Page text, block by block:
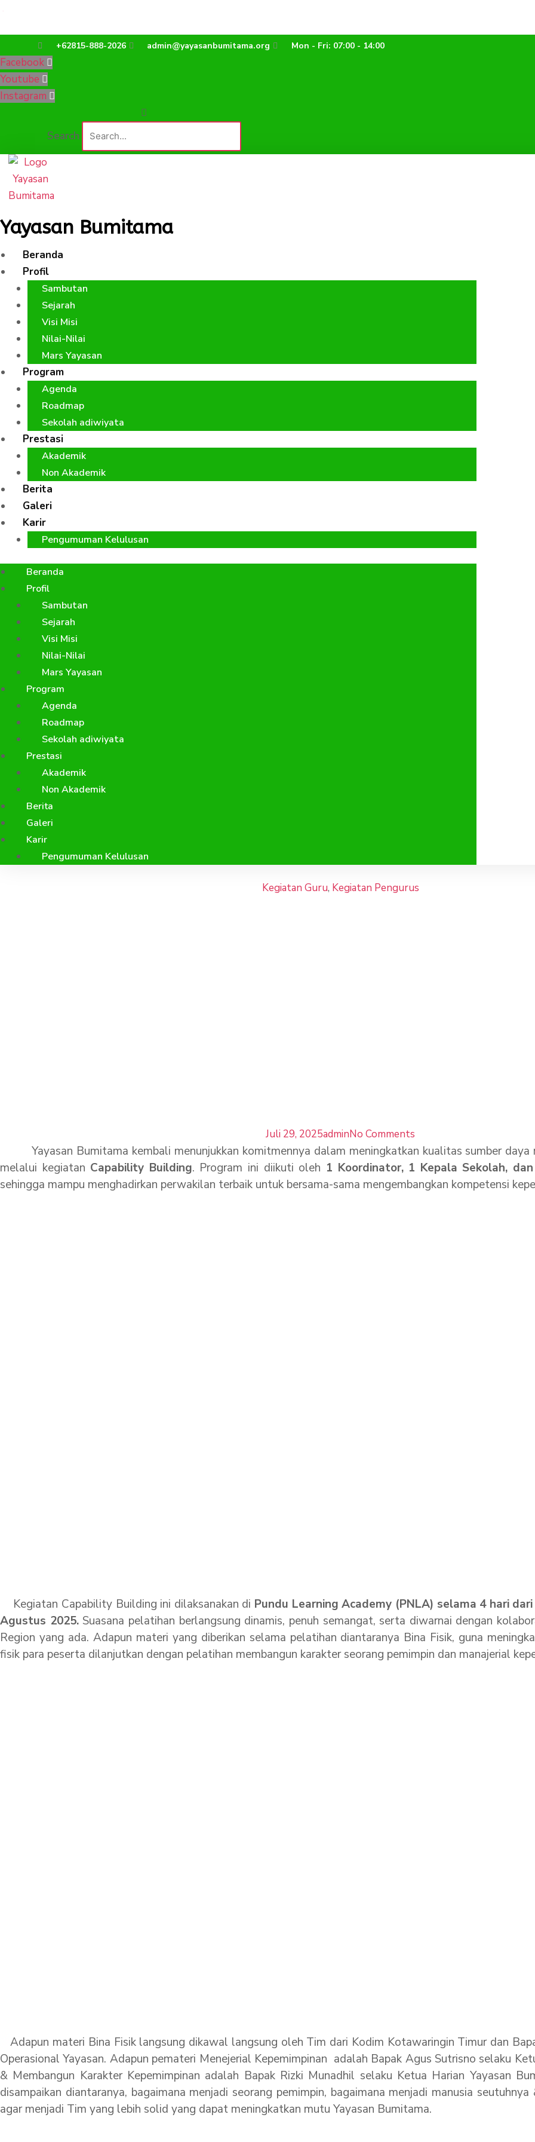
Lewati
Yayasan Bumitama
+62815-888-2026 admin@yayasanbumitama.org Mon - Fri: 07:00 - 14:00
Facebook
Youtube
Instagram
Search
Yayasan Bumitama
Beranda
Profil
Sambutan
Sejarah
Visi Misi
Nilai-Nilai
Mars Yayasan
Program
Agenda
Roadmap
Sekolah adiwiyata
Prestasi
Akademik
Non Akademik
Berita
Galeri
Karir
Pengumuman Kelulusan
Beranda
Profil
Sambutan
Sejarah
Visi Misi
Nilai-Nilai
Mars Yayasan
Program
Agenda
Roadmap
Sekolah adiwiyata
Prestasi
Akademik
Non Akademik
Berita
Galeri
Karir
Pengumuman Kelulusan
Kegiatan Guru, Kegiatan Pengurus
Juli 29, 2025adminNo Comments
Yayasan Bumitama kembali menunjukkan komitmennya dalam meningkatkan kualitas sumber daya
melalui kegiatan Capability Building. Program ini diikuti oleh 1 Koordinator, 1 Kepala Sekolah,
sehingga mampu menghadirkan perwakilan terbaik untuk bersama-sama mengembangkan kompetensi
Kegiatan Capability Building ini dilaksanakan di Pundu Learning Academy (PNLA) selama 4 hari
Agustus 2025.Suasana pelatihan berlangsung dinamis, penuh semangat, serta diwarnai dengan
Region yang ada. Adapun materi yang diberikan selama pelatihan diantaranya Bina Fisik, guna
fisik para peserta dilanjutkan dengan pelatihan membangun karakter seorang pemimpin dan manajerial
Adapun materi Bina Fisik langsung dikawal langsung oleh Tim dari Kodim Kotawaringin Timur dan
Operasional Yayasan. Adapun pemateri Menejerial Kepemimpinan adalah Bapak Agus Sutrisno selaku
& Membangun Karakter Kepemimpinan adalah Bapak Rizki Munadhil selaku Ketua Harian Yayasan
disampaikan diantaranya, bagaimana menjadi seorang pemimpin, bagaimana menjadi manusia
agar menjadi Tim yang lebih solid yang dapat meningkatkan mutu Yayasan Bumitama.